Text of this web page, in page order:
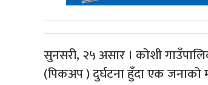
सुनसरी, २५ असार । कोशी
(पिकअप ) दुर्घटना हुँदा एक जनाको